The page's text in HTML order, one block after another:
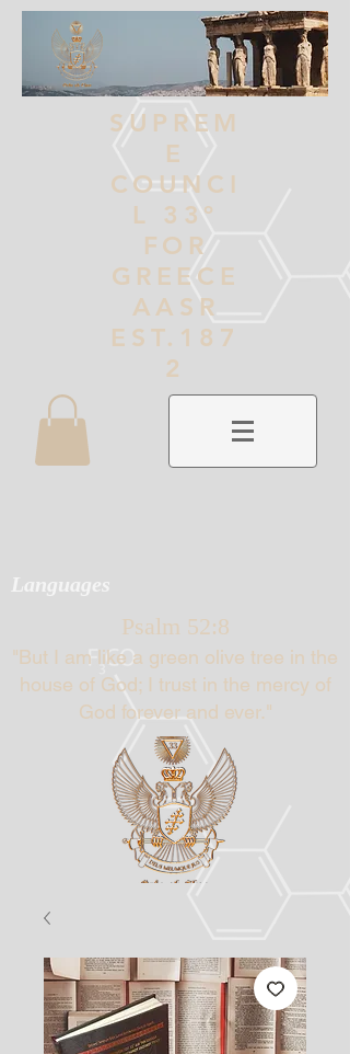
SUPREM
E
COUNCI
L 33º
FOR
GREECE
AASR
EST.187
2
Languages
Psalm 52:8
"But I am like a green olive tree in the
house of God; I trust in the mercy of
God forever and ever."